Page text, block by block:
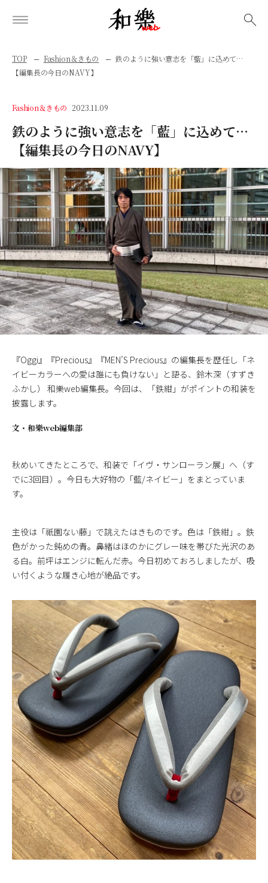
TOP Fashion＆きもの
鉄のように強い意志を「藍」に込めて…
【編集長の今日のNAVY】
Fashion＆きもの 2023.11.09
鉄のように強い意志を「藍」に込めて…
【編集長の今日のNAVY】
『Oggi』『Precious』『MEN’S Precious』の編集長を歴任し「ネ
イビーカラーへの愛は誰にも負けない」と語る、鈴木深（すずき
ふかし） 和樂web編集長。今回は、「鉄紺」がポイントの和装を
披露します。
文・ 和樂web編集部
秋めいてきたところで、和装で「イヴ・サンローラン展」へ（す
でに3回目）。今日も大好物の「藍/ネイビー」をまとっていま
す。
主役は「祇園ない藤」で誂えたはきものです。色は「鉄紺」。鉄
色がかった鈍めの青。鼻緒はほのかにグレー味を帯びた光沢のあ
る白。前坪はエンジに転んだ赤。今日初めておろしましたが、吸
い付くような履き心地が絶品です。